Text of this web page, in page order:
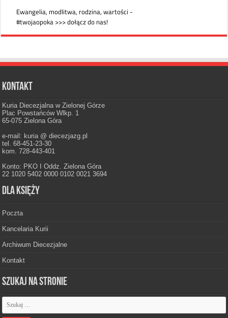
Kontakt
Kuria Diecezjalna w Zielonej Górze
Plac Powstańców Wlkp. 1
65-075 Zielona Góra
e-mail: kuria @ diecezjazg.pl
tel. 68-451-23-30
kom. 728-443-401
Konto: PKO I Oddz. Zielona Góra
22 1020 5402 0000 0102 0021 3694
Dla księży
Poczta
Kancelaria Kurii
Archiwum Diecezjalne
Kontakt
Szukaj na stronie